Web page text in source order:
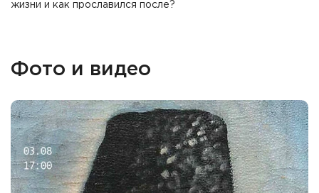
жизни и как прославился после?
Фото и видео